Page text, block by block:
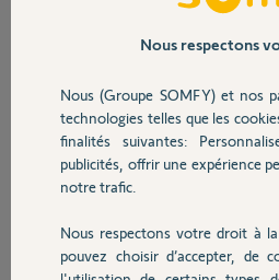
Sécurité
Domotique
Chauffage
Je me tourne vers LeroyMerlin comme
m'apprennent qu'il n'est plus fabriqué.
Quand est-il exactement? Y a t-il trop
Merci pour vos informations
pascal
il y a plus de 10 ans
Nous respectons
Nous (Groupe SOMFY) et nos
technologies telles que les
finalités suivantes:
publicités, offrir une expérience
notre trafic.
Nous respectons votre droit à
pouvez choisir d’accepter, de